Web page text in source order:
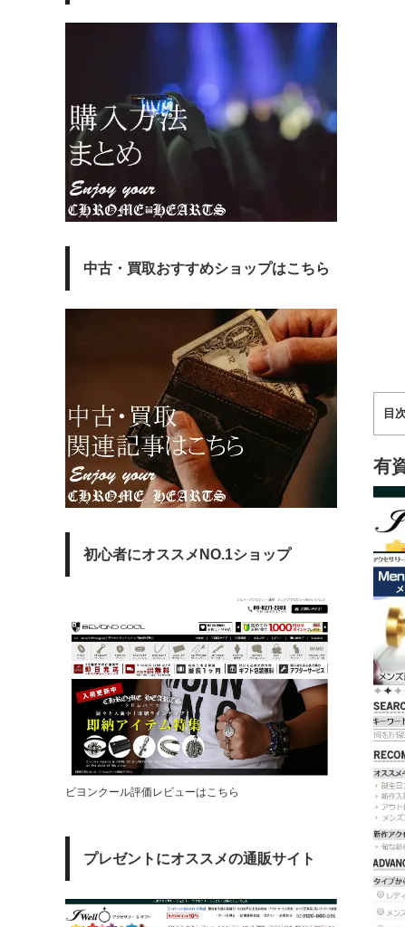
目
有
中古・買取おすすめショップはこちら
初心者にオススメNO.1ショップ
ビヨンクール評価レビューはこちら
プレゼントにオススメの通販サイト